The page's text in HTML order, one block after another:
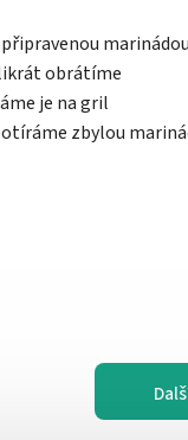
obrátíme
je na gril
zbylou